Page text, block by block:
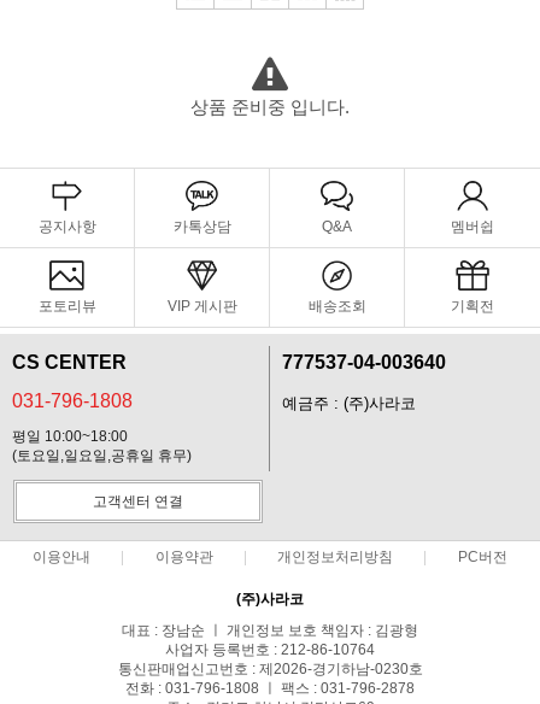
상품 준비중 입니다.
공지사항 카톡상담 Q&A 멤버쉽
포토리뷰 VIP 게시판 배송조회 기획전
CS CENTER
031-796-1808
평일 10:00~18:00
(토요일,일요일,공휴일 휴무)
777537-04-003640
예금주 : (주)사라코
고객센터 연결
이용안내 이용약관 개인정보처리방침 PC버전
(주)사라코
대표 : 장남순 ㅣ 개인정보 보호 책임자 : 김광형
사업자 등록번호 : 212-86-10764
통신판매업신고번호 : 제2026-경기하남-0230호
전화 : 031-796-1808 ㅣ 팩스 : 031-796-2878